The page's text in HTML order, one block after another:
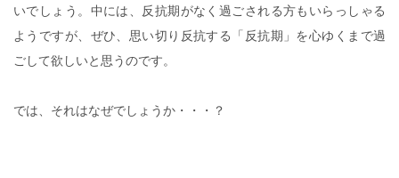
いでしょう。中には、反抗期がなく過ごされる方もいらっしゃる
ようですが、ぜひ、思い切り反抗する「反抗期」を心ゆくまで過
ごして欲しいと思うのです。
では、それはなぜでしょうか・・・？